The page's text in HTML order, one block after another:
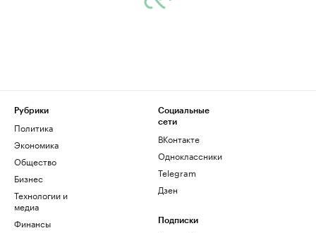
Рубрики
Политика
Экономика
Общество
Бизнес
Технологии и
медиа
Финансы
Социальные
сети
ВКонтакте
Одноклассники
Telegram
Дзен
Подписки